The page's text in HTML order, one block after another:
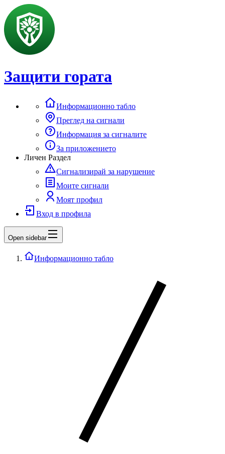
Защити гората
Информационно табло
Преглед на сигнали
Информация за сигналите
За приложението
Личен Раздел
Сигнализирай за нарушение
Моите сигнали
Моят профил
Вход в профила
Open sidebar
Информационно табло